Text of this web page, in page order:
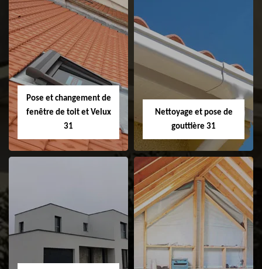
Couvreur 31
Etanchéité de
faitage et faitière
31
Pose et changement de
fenêtre de toit et Velux
31
Pose et
changement de
fenêtre de toit et
Velux 31
Nettoyage et pose de
gouttière 31
Nettoyage et pose